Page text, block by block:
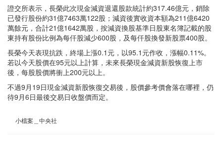
證交所表示，長榮此次現金減資退還股款統計約317.46億元，銷除
已發行股份約31億7463萬122股；減資後實收資本額為211億6420
萬餘元，合計21億1642萬股，按減資換股基準日股東名簿記載的股
東持有股份比例為每仟股減少600股，及每仟股換發新股票400股。
長榮今天表現抗跌，終場上漲0.1元，以95.1元作收，漲幅0.11%。
若以今天股價在95元以上計算，未來長榮現金減資新股恢復上市
後，每股股價將衝上200元以上。
不過9月19日現金減資新股恢復交易後，股價參考價會落在哪裡，仍
待9月6日最後交易日收盤價而定。
小檔案＿中央社